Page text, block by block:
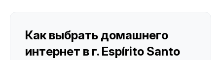
Как выбрать домашнего
интернет в г. Espírito Santo